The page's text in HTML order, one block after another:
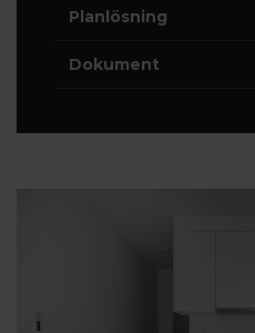
Planlösning
Dokument